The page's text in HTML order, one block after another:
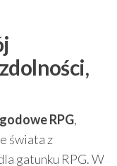
RPG,
świata z
gatunku RPG. W